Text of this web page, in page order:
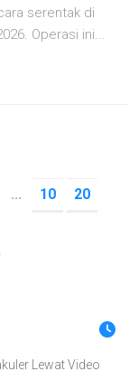
serentak di
Operasi ini...
... 10 20
Lewat Video